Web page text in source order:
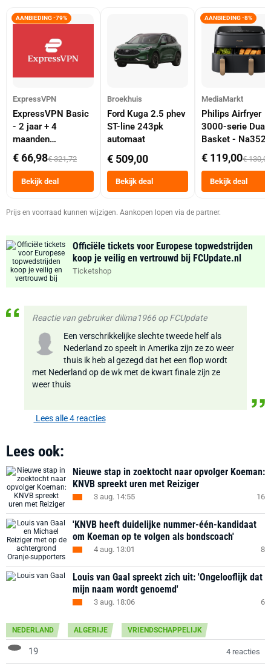
AANBIEDING -79%
ExpressVPN
ExpressVPN Basic
- 2 jaar + 4
maanden
abonnement
€ 66,98€ 321,72
Bekijk deal
Broekhuis
Ford Kuga 2.5 phev
ST-line 243pk
automaat
€ 509,00
Bekijk deal
AANBIEDING -8%
MediaMarkt
Philips Airfryer
3000-serie Dual
Basket -
Dubbele Mand 9
Tot 6 Personen
Heteluchtfriteuse
Zwart
€ 119,00€ 130,00
Bekijk deal
Prijs en voorraad kunnen wijzigen. Aankopen lopen via de partner.
Officiële tickets voor Europese topwedstrijden
koop je veilig en vertrouwd bij FCUpdate.nl
Ticketshop
Reactie van gebruiker dilima1966 op FCUpdate
Een verschrikkelijke slechte tweede helf als
Nederland zo speelt in Amerika zijn ze zo weer
thuis ik heb al gezegd dat het een flop wordt
met Nederland op de wk met de kwart finale zijn ze
weer thuis
Lees alle 4 reacties
Lees ook:
Nieuwe stap in zoektocht naar opvolger Koeman:
KNVB spreekt uren met Reiziger
3 aug. 14:55 16
'KNVB heeft duidelijke nummer-één-kandidaat
om Koeman op te volgen als bondscoach'
4 aug. 13:01 8
Louis van Gaal spreekt zich uit: 'Ongelooflijk dat
mijn naam wordt genoemd'
3 aug. 18:06 6
NEDERLAND ALGERIJE VRIENDSCHAPPELIJK
19 4 reacties